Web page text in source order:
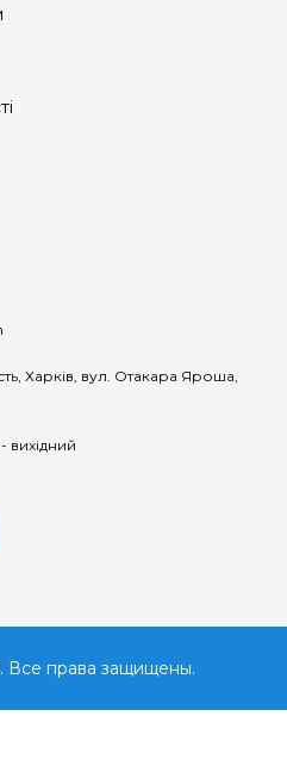
Харків, вул. Отакара Яроша,
вихідний
Все права защищены.